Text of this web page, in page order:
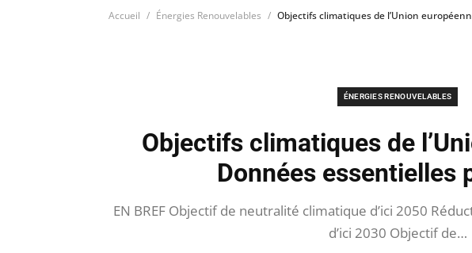
Accueil Énergies Renouvelables Objectifs climatiques de l’Union
ÉNERGIES RENOUVELABLES
Objectifs climatiques de
Données essentielles
EN BREF Objectif de neutralité climatique d’ici 2050
d’ici 2030 Objectif de…